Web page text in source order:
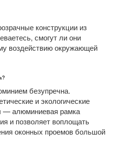
конструкции из
смогут ли они
воздействию окружающей
безупречна.
и экологические
— алюминиевая рамка
и позволяет воплощать
оконных проемов большой